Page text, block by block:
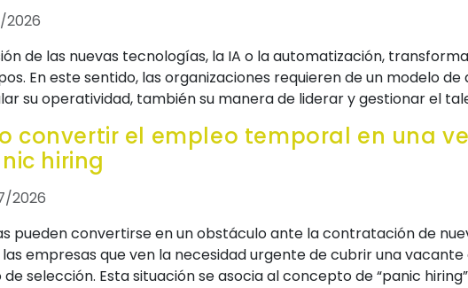
2026
de las nuevas tecnologías, la IA o la automatización,
En este sentido, las organizaciones requieren de un modelo
su operatividad, también su manera de liderar y gestionar el
convertir el empleo temporal en una
hiring
2026
pueden convertirse en un obstáculo ante la contratación de
empresas que ven la necesidad urgente de cubrir una
selección. Esta situación se asocia al concepto de “panic